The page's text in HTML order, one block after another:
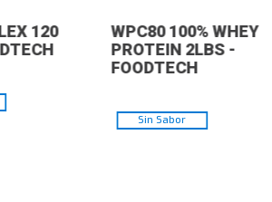
120
WPC80 100% WHEY
PROTEIN 2LBS -
FOODTECH
Sin Sabor